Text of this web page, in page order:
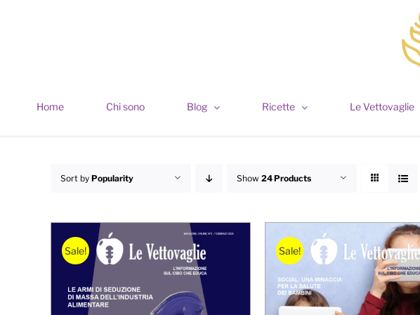
Home Chi sono Blog Ricette Le Vettovaglie
Sort by Popularity Show 24 Products
Sale! Sale!